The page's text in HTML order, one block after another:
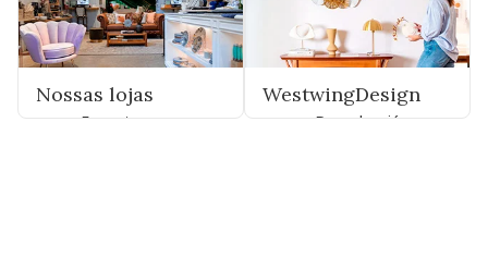
Nossas lojas
Encontre uma
WestwingDesign
Descubra já